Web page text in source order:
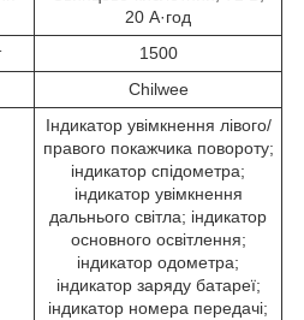
20 А·год
1500
Chilwee
Індикатор увімкнення лівого/
правого покажчика повороту;
індикатор спідометра;
індикатор увімкнення
дальнього світла; індикатор
основного освітлення;
індикатор одометра;
індикатор заряду батареї;
індикатор номера передачі;